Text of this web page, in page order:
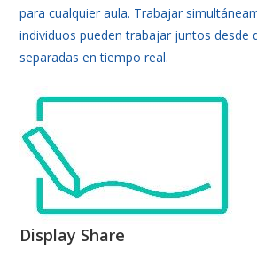
para cualquier aula. Trabajar
individuos pueden trabajar juntos desde
separadas en tiempo real.
Display Share